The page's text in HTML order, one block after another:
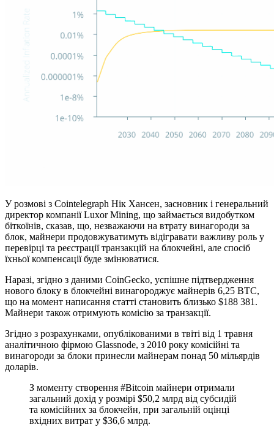
У розмові з Cointelegraph Нік Хансен, засновник і генеральний
директор компанії Luxor Mining, що займається видобутком
біткоїнів, сказав, що, незважаючи на втрату винагороди за
блок, майнери продовжуватимуть відігравати важливу роль у
перевірці та реєстрації транзакцій на блокчейні, але спосіб
їхньої компенсації буде змінюватися.
Наразі, згідно з даними CoinGecko, успішне підтвердження
нового блоку в блокчейні винагороджує майнерів 6,25 BTC,
що на момент написання статті становить близько $188 381.
Майнери також отримують комісію за транзакції.
Згідно з розрахунками, опублікованими в твіті від 1 травня
аналітичною фірмою Glassnode, з 2010 року комісійні та
винагороди за блоки принесли майнерам понад 50 мільярдів
доларів.
З моменту створення #Bitcoin майнери отримали
загальний дохід у розмірі $50,2 млрд від субсидій
та комісійних за блокчейн, при загальній оцінці
вхідних витрат у $36,6 млрд.